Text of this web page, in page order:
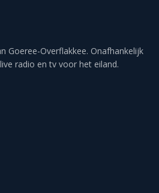
Goeree-Overflakkee. Onafhankelijk
radio en tv voor het eiland.